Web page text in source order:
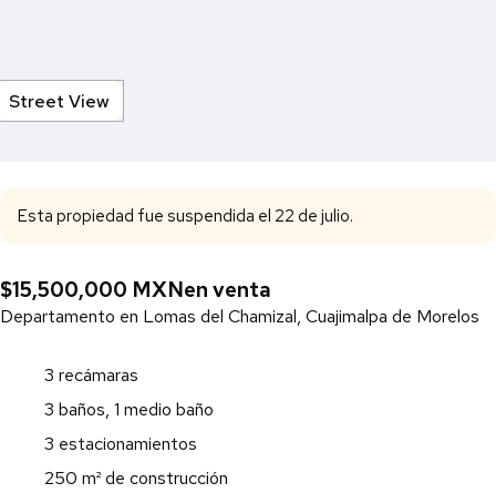
Street View
Esta propiedad fue suspendida el 22 de julio.
$15,500,000 MXNen venta
Departamento en Lomas del Chamizal, Cuajimalpa de Morelos
3 recámaras
3 baños, 1 medio baño
3 estacionamientos
250 m² de construcción